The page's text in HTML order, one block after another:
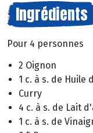
Ingrédients
Pour 4 personnes
2 Oignon
1 c. à s. de Huile
Curry
4 c. à s. de Lait
1 c. à s. de